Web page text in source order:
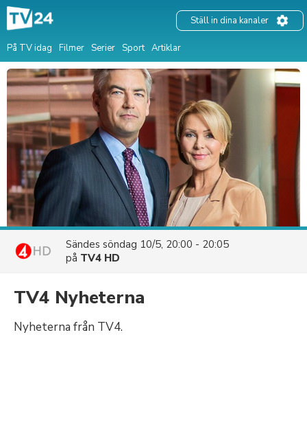
På TV idag Filmer Serier Sport Artiklar
Ställ in dina kanaler
Sändes söndag 10/5, 20:00 - 20:05
på TV4 HD
TV4 Nyheterna
Nyheterna från TV4.